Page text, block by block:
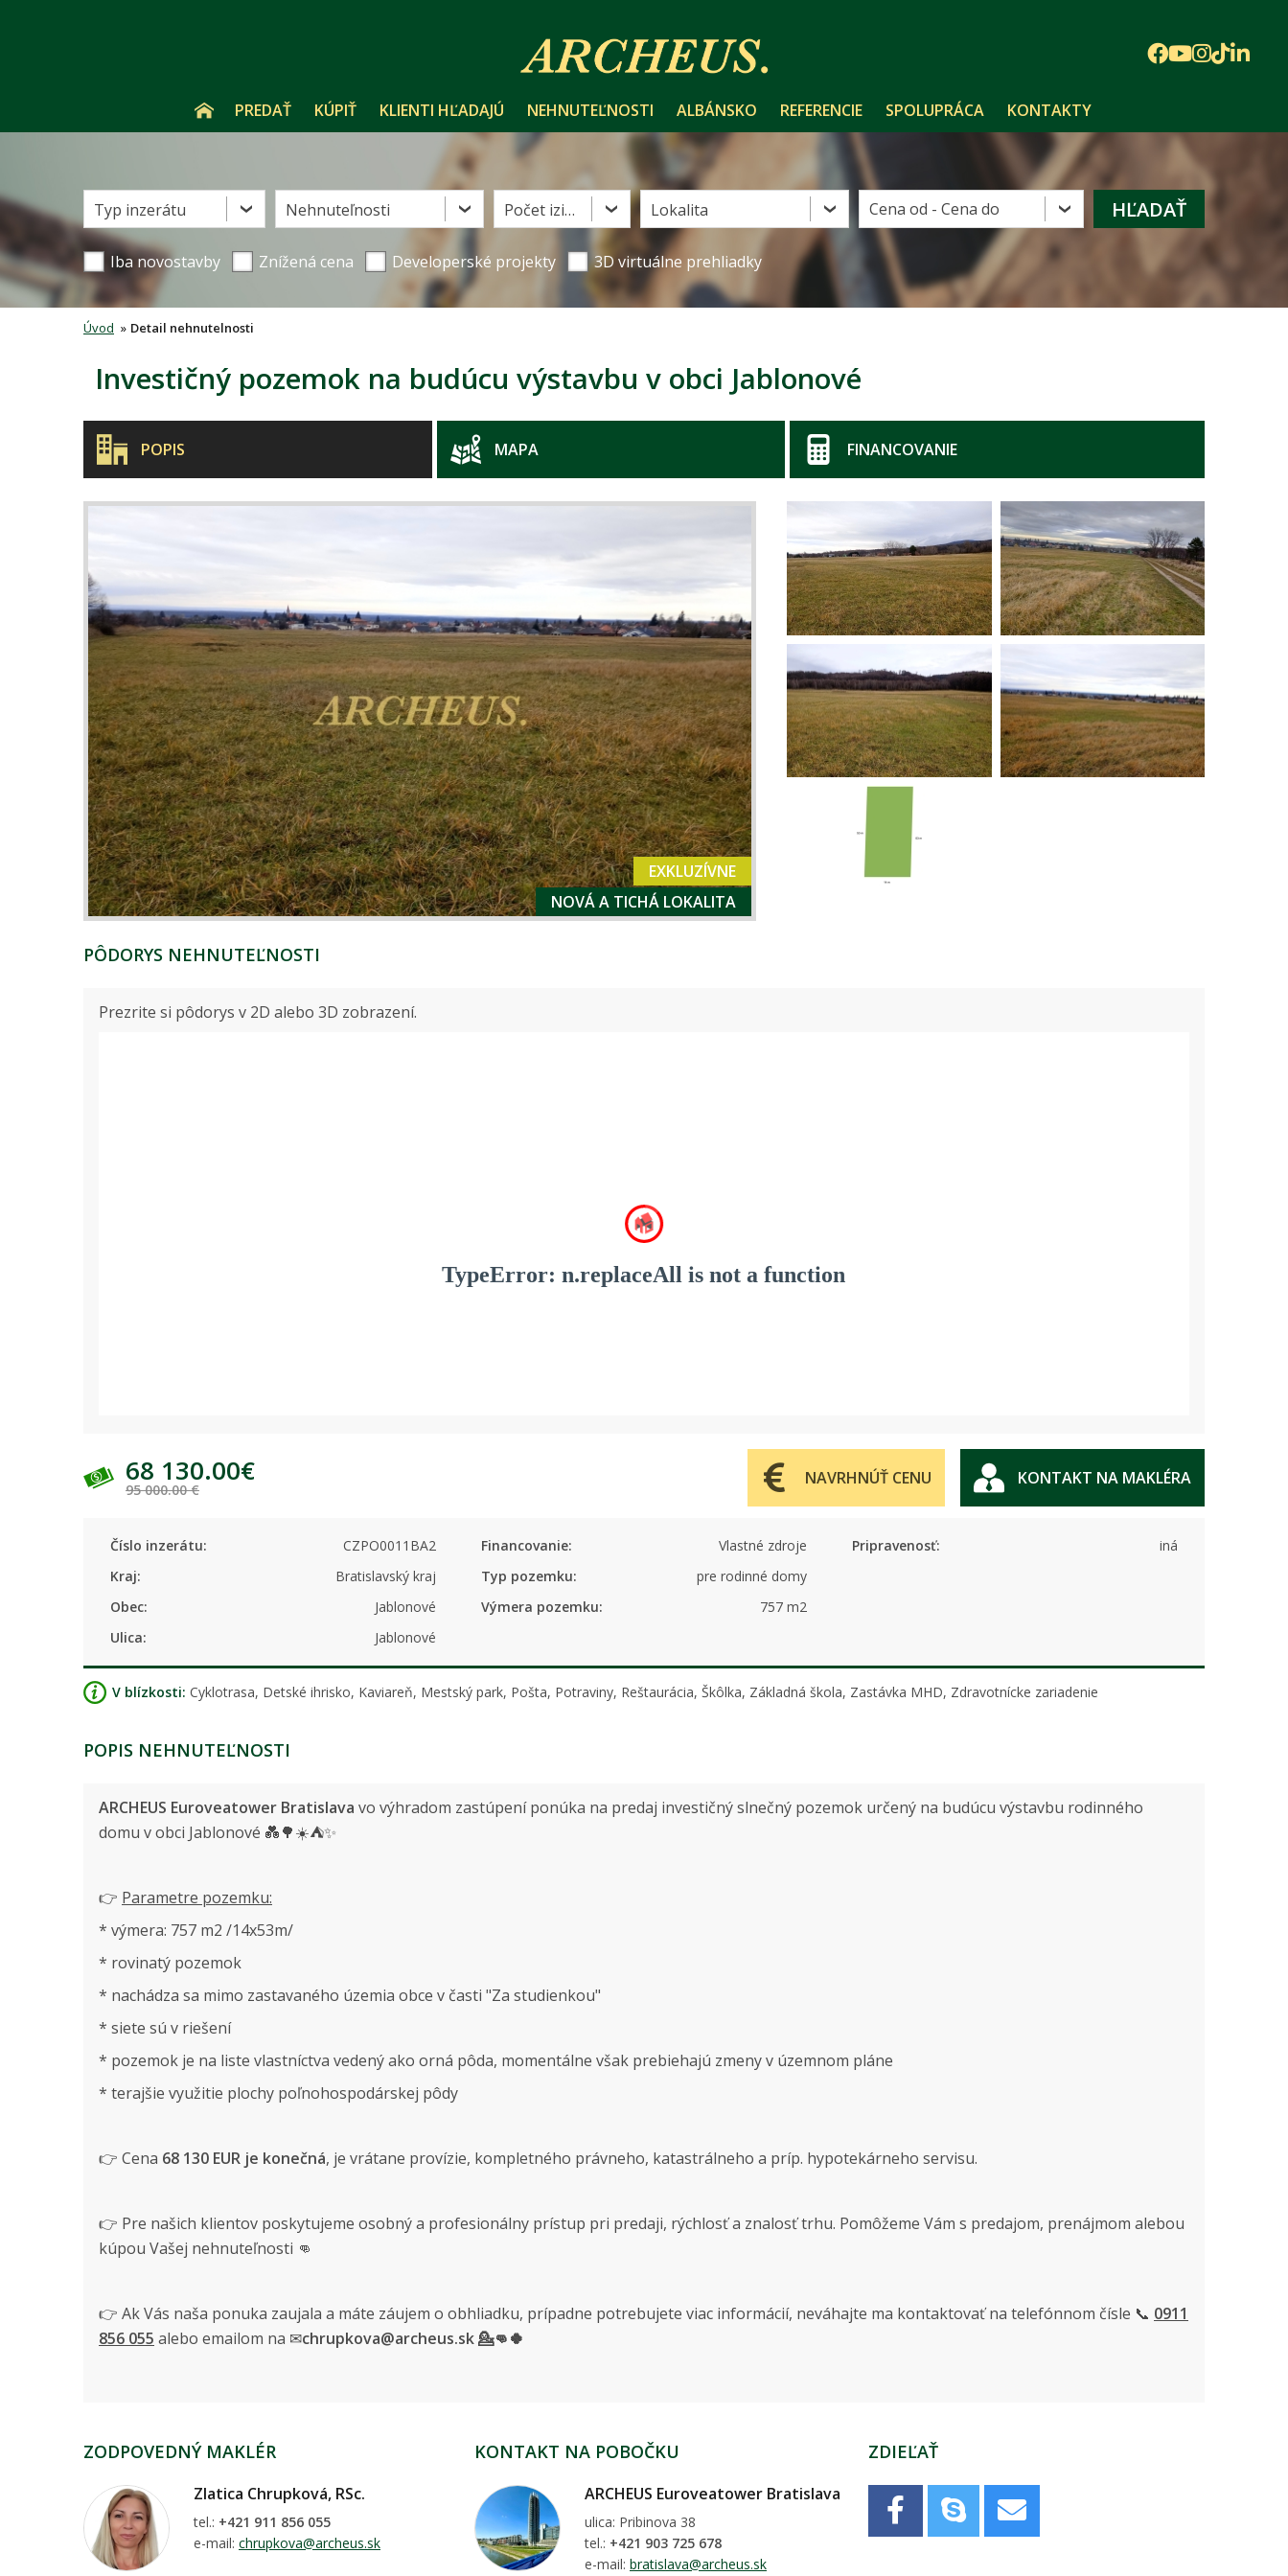
PREDAŤ KÚPIŤ KLIENTI HĽADAJÚ NEHNUTEĽNOSTI ALBÁNSKO REFERENCIE SPOLUPRÁCA KONTAKTY
Typ inzerátu Nehnuteľnosti Počet izieb Lokalita
Iba novostavby Znížená cena Developerské projekty 3D virtuálne prehliadky
Úvod » Detail nehnutelnosti
Investičný pozemok na budúcu výstavbu v obci Jablonové
POPIS MAPA FINANCOVANIE
EXKLUZÍVNE
NOVÁ A TICHÁ LOKALITA
PÔDORYS NEHNUTEĽNOSTI
Prezrite si pôdorys v 2D alebo 3D zobrazení.
68 130.00€
95 000.00 €
NAVRHNÚŤ CENU KONTAKT NA MAKLÉRA
Číslo inzerátu:
CZPO0011BA2
Kraj:
Bratislavský kraj
Obec:
Jablonové
Ulica:
Jablonové
Financovanie:
Vlastné zdroje
Typ pozemku:
pre rodinné domy
Výmera pozemku:
757 m2
Pripravenosť: iná
V blízkosti: Cyklotrasa, Detské ihrisko, Kaviareň, Mestský park, Pošta, Potraviny, Reštaurácia, Škôlka, Základná škola, Zastávka MHD, Zdravotnícke zariadenie
POPIS NEHNUTEĽNOSTI
ARCHEUS Euroveatower Bratislava vo výhradom zastúpení ponúka na predaj investičný slnečný pozemok určený na budúcu výstavbu rodinného
domu v obci Jablonové 💑🌳☀️⛺✨
👉 Parametre pozemku:
* výmera: 757 m2 /14x53m/
* rovinatý pozemok
* nachádza sa mimo zastavaného územia obce v časti "Za studienkou"
* siete sú v riešení
* pozemok je na liste vlastníctva vedený ako orná pôda, momentálne však prebiehajú zmeny v územnom pláne
* terajšie využitie plochy poľnohospodárskej pôdy
👉 Cena 68 130 EUR je konečná, je vrátane provízie, kompletného právneho, katastrálneho a príp. hypotekárneho servisu.
👉 Pre našich klientov poskytujeme osobný a profesionálny prístup pri predaji, rýchlosť a znalosť trhu. Pomôžeme Vám s predajom, prenájmom alebou
kúpou Vašej nehnuteľnosti 👊
👉 Ak Vás naša ponuka zaujala a máte záujem o obhliadku, prípadne potrebujete viac informácií, neváhajte ma kontaktovať na telefónnom čísle 📞 0911
856 055 alebo emailom na ✉chrupkova@archeus.sk 💁👊🍀
ZODPOVEDNÝ MAKLÉR
Zlatica Chrupková, RSc.
tel.: +421 911 856 055
e-mail: chrupkova@archeus.sk
KONTAKT NA POBOČKU
ARCHEUS Euroveatower Bratislava
ulica: Pribinova 38
tel.: +421 903 725 678
e-mail: bratislava@archeus.sk
ZDIEĽAŤ